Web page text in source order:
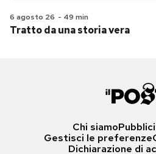
6 agosto 26 - 49 min
Tratto da una storia vera
Chi siamo
Gestisci le preferenze
Dichiarazione di